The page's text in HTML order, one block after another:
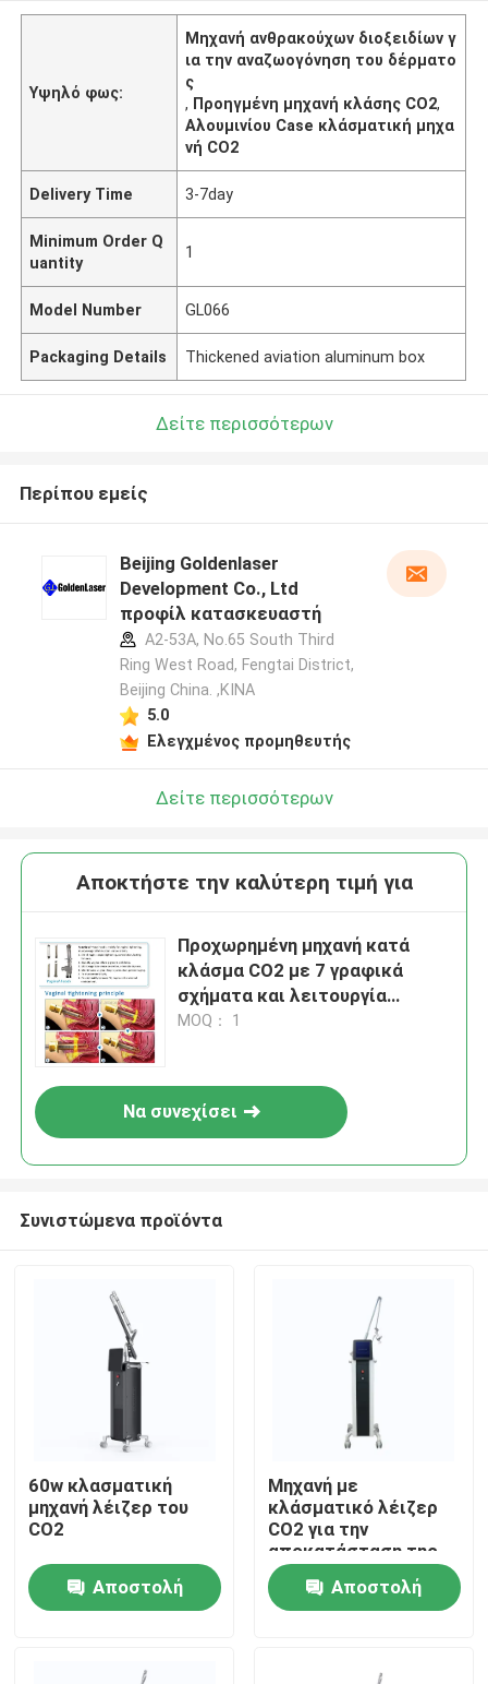
Σπίτι
Προϊόντα
Υψηλό φως:
Μηχανή ανθρακούχων διοξειδίων γ
ια την αναζωογόνηση του δέρματο
ς
, Προηγμένη μηχανή κλάσης CO2,
Αλουμινίου Case κλάσματική μηχα
νή CO2
Delivery Time 3-7day
Minimum Order Q
uantity
1
Model Number GL066
Packaging Details Thickened aviation aluminum box
Δείτε περισσότερων
Περίπου εμείς
Beijing Goldenlaser
Development Co., Ltd
προφίλ κατασκευαστή
A2-53A, No.65 South Third
Ring West Road, Fengtai District,
Beijing China. ,ΚΙΝΑ
5.0
Ελεγχμένος προμηθευτής
Δείτε περισσότερων
Αποκτήστε την καλύτερη τιμή για
Προχωρημένη μηχανή κατά
κλάσμα CO2 με 7 γραφικά
σχήματα και λειτουργία
αναζωογόνησης του δέρματος
MOQ： 1
Να συνεχίσει
Συνιστώμενα προϊόντα
60w κλασματική
μηχανή λέιζερ του
CO2
Αποστολή
Μηχανή με
κλάσματικό λέιζερ
CO2 για την
αποκατάσταση της
επιφάνειας του
δέρματοςΑποστολή